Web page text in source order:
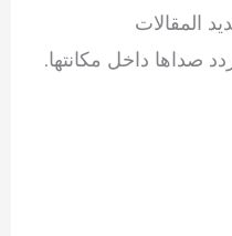
المقالات
صداها داخل مكانتها.